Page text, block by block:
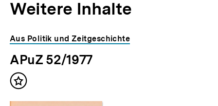
Weitere Inhalte
Inhaltskarousell
für
weitere
Inhalte
Inhaltskarussell
überspringen
Aus Politik und Zeitgeschichte
APuZ 52/1977
Inhalt